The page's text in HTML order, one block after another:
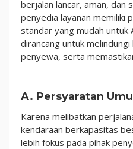
berjalan lancar, aman, dan
penyedia layanan memiliki
standar yang mudah untuk
dirancang untuk
penyewa, serta
A. Persyaratan
Karena melibatkan
kendaraan berkapasitas
lebih fokus pada pihak